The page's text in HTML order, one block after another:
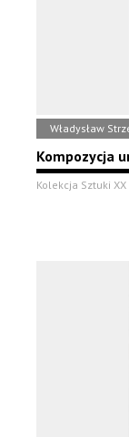
Władysław
Kompozycja
Kolekcja Sztuki XX